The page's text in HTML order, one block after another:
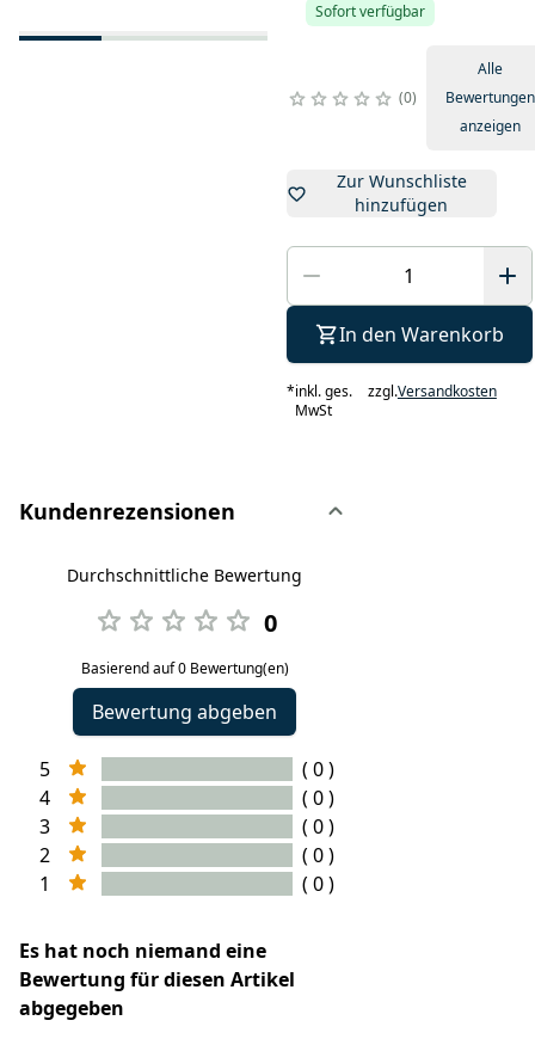
Sofort verfügbar
0
Alle
Bewertungen
anzeigen
Zur Wunschliste
hinzufügen
In den Warenkorb
*inkl. ges.
MwSt
zzgl.Versandkosten
Kundenrezensionen
Durchschnittliche Bewertung
0
Basierend auf 0 Bewertung(en)
Bewertung abgeben
5
( 0 )
4
( 0 )
3
( 0 )
2
( 0 )
1
( 0 )
Es hat noch niemand eine
Bewertung für diesen Artikel
abgegeben